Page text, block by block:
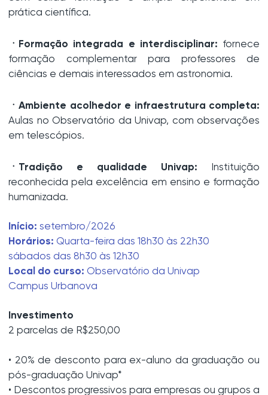
prática científica.
ㆍFormação integrada e interdisciplinar: fornece
formação complementar para professores de
ciências e demais interessados em astronomia.
ㆍAmbiente acolhedor e infraestrutura completa:
Aulas no Observatório da Univap, com observações
em telescópios.
ㆍTradição e qualidade Univap: Instituição
reconhecida pela excelência em ensino e formação
humanizada.
Início: setembro/2026
Horários: Quarta-feira das 18h30 às 22h30
sábados das 8h30 às 12h30
Local do curso: Observatório da Univap
Campus Urbanova
Investimento
2 parcelas de R$250,00
• 20% de desconto para ex-aluno da graduação ou
pós-graduação Univap*
• Descontos progressivos para empresas ou grupos a